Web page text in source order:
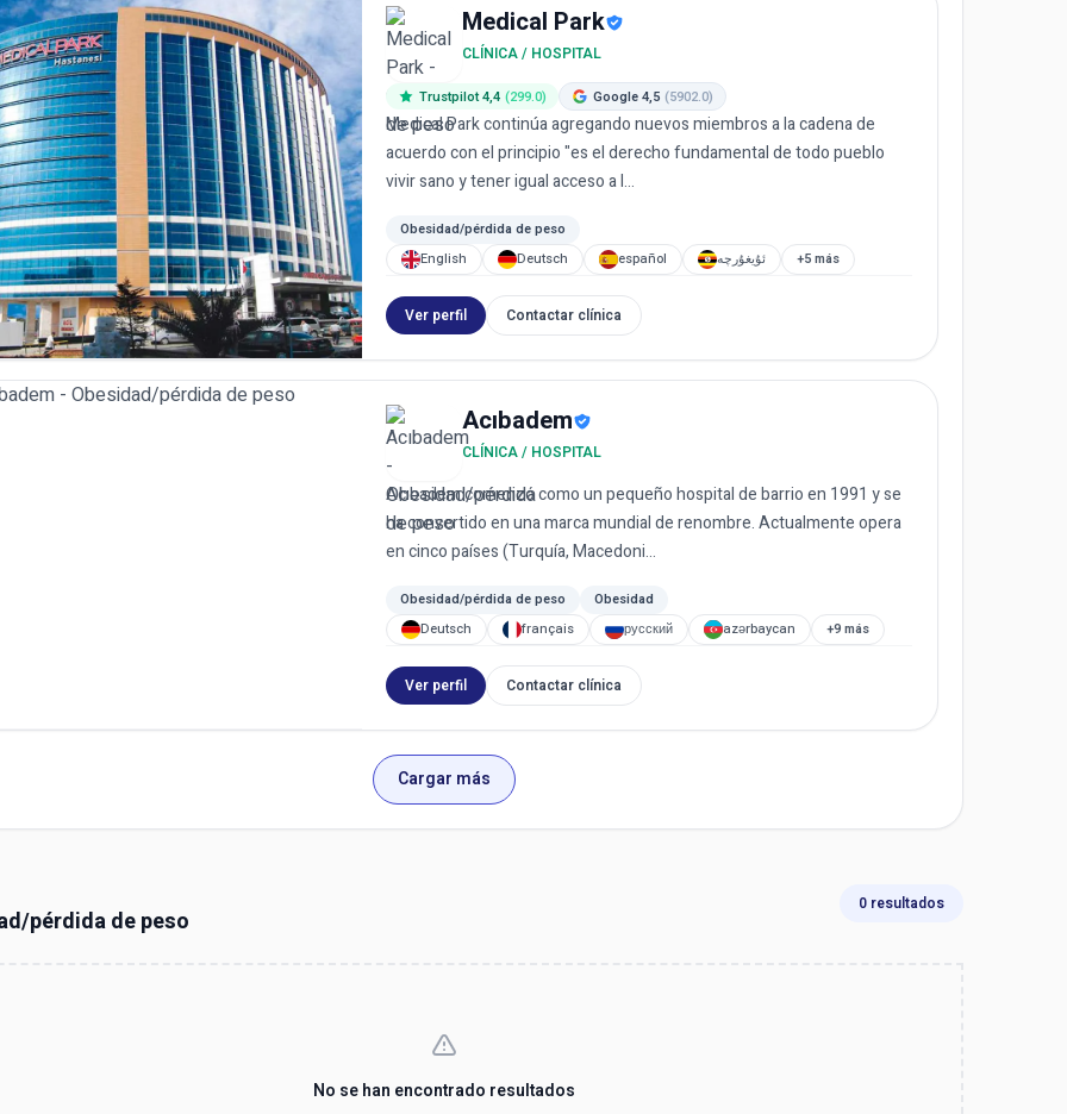
Medical Park
CLÍNICA / HOSPITAL
Trustpilot 4,4 (299.0) Google 4,5 (5902.0)
Medical Park continúa agregando nuevos miembros a la cadena de
acuerdo con el principio "es el derecho fundamental de todo pueblo
vivir sano y tener igual acceso a l...
Obesidad/pérdida de peso
English
Deutsch español ئۇيغۇرچە +5 más
Ver perfil Contactar clínica
Acıbadem
CLÍNICA / HOSPITAL
Acıbadem comenzó como un pequeño hospital de barrio en 1991 y se
ha convertido en una marca mundial de renombre. Actualmente opera
en cinco países (Turquía, Macedoni...
Obesidad/pérdida de peso
Obesidad
Deutsch
français русский azərbaycan +9 más
Ver perfil Contactar clínica
Cargar más
pérdida de peso
0 resultados
No se han encontrado resultados